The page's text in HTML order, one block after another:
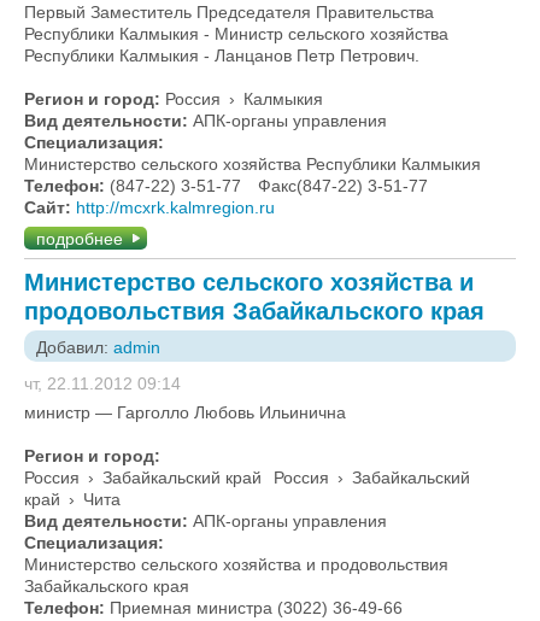
Первый Заместитель Председателя Правительства
Республики Калмыкия - Министр сельского хозяйства
Республики Калмыкия - Ланцанов Петр Петрович.
Регион и город: Россия › Калмыкия
Вид деятельности: АПК-органы управления
Специализация:
Министерство сельского хозяйства Республики Калмыкия
Телефон: (847-22) 3-51-77
Факс(847-22) 3-51-77
Сайт: http://mcxrk.kalmregion.ru
подробнее
Министерство сельского хозяйства и
продовольствия Забайкальского края
Добавил: admin
чт, 22.11.2012 09:14
министр — Гарголло Любовь Ильинична
Регион и город:
Россия › Забайкальский край Россия › Забайкальский
край › Чита
Вид деятельности: АПК-органы управления
Специализация:
Министерство сельского хозяйства и продовольствия
Забайкальского края
Телефон: Приемная министра (3022) 36-49-66